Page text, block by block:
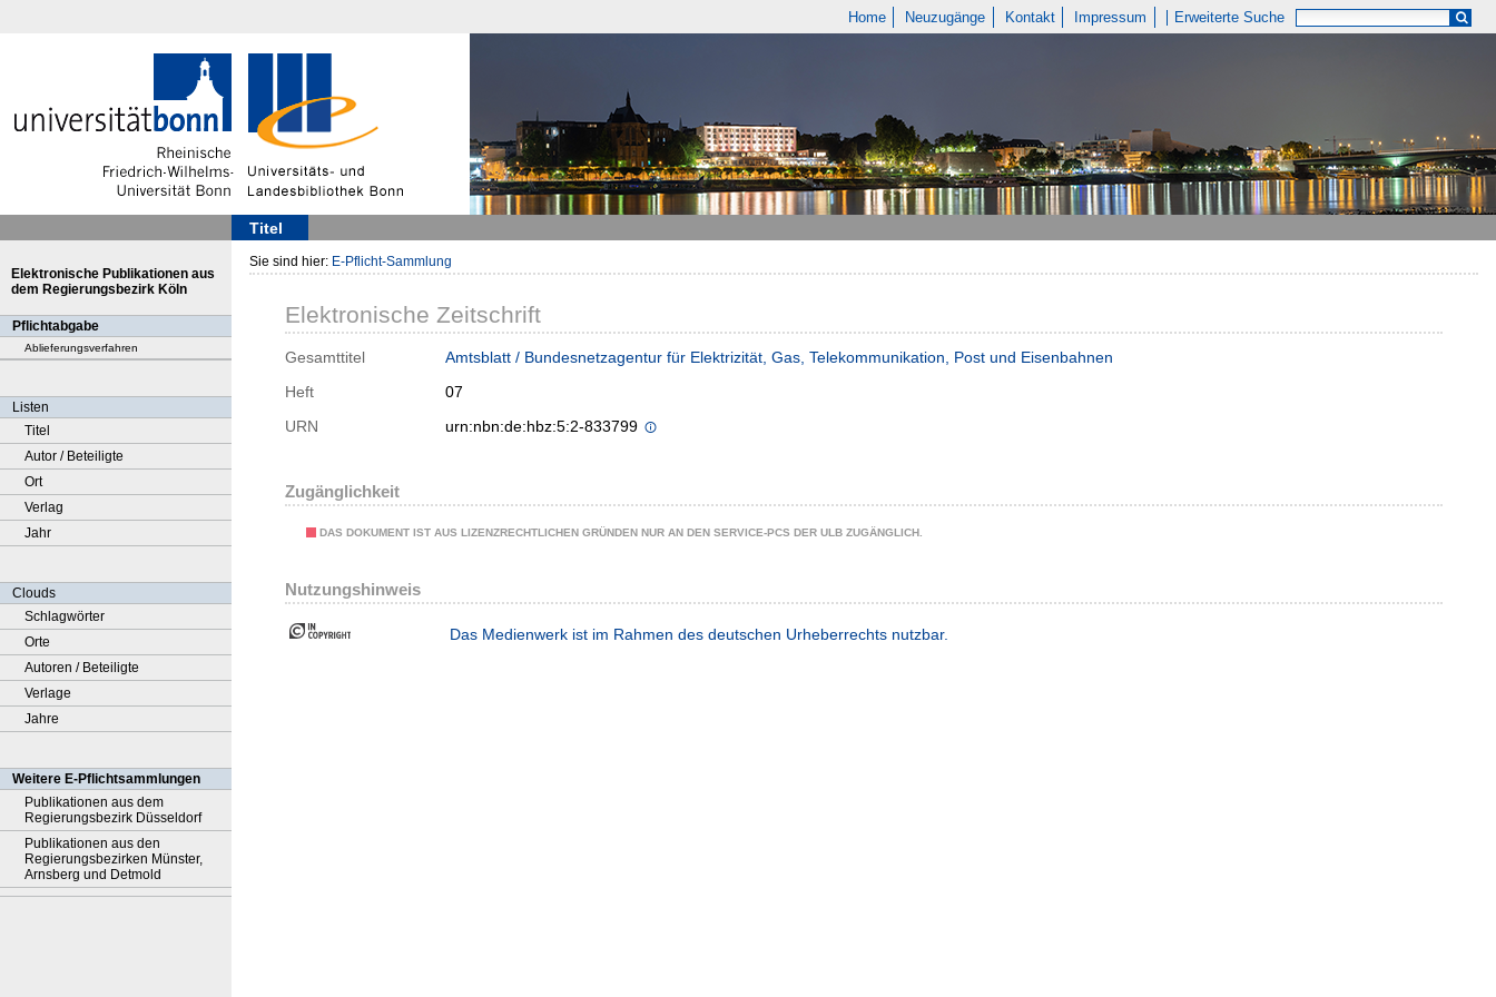
Home Neuzugänge Kontakt Impressum Erweiterte Suche
Titel
Elektronische Publikationen aus
dem Regierungsbezirk Köln
Pflichtabgabe
Ablieferungsverfahren
Listen
Titel
Autor / Beteiligte
Ort
Verlag
Jahr
Clouds
Schlagwörter
Orte
Autoren / Beteiligte
Verlage
Jahre
Weitere E-Pflichtsammlungen
Publikationen aus dem
Regierungsbezirk Düsseldorf
Publikationen aus den
Regierungsbezirken Münster,
Arnsberg und Detmold
Sie sind hier: E-Pflicht-Sammlung
Elektronische Zeitschrift
Gesamttitel
Amtsblatt / Bundesnetzagentur für Elektrizität, Gas, Telekommunikation, Post und Eisenbahnen
Heft
07
URN
urn:nbn:de:hbz:5:2-833799
Zugänglichkeit
DAS DOKUMENT IST AUS LIZENZRECHTLICHEN GRÜNDEN NUR AN DEN SERVICE-PCS DER ULB ZUGÄNGLICH.
Nutzungshinweis
Das Medienwerk ist im Rahmen des deutschen Urheberrechts nutzbar.